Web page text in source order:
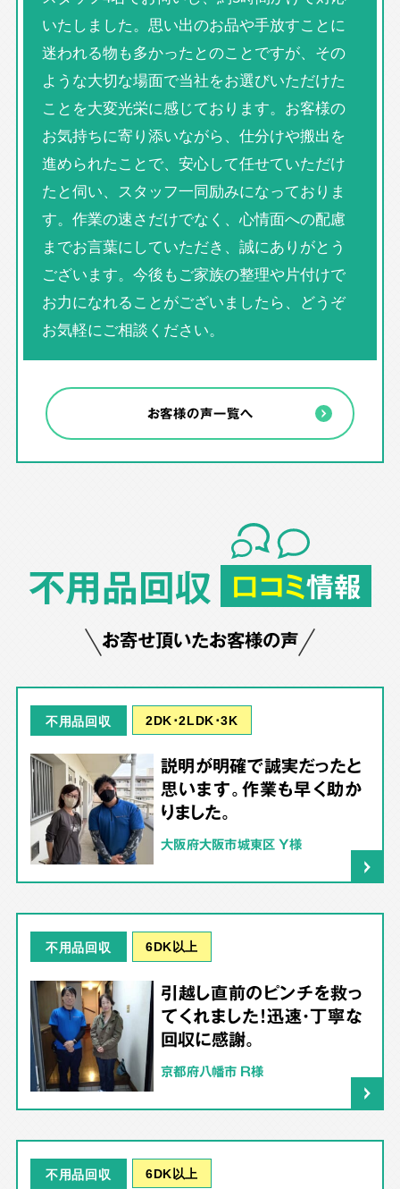
いたしました。思い出のお品や手放すことに
迷われる物も多かったとのことですが、その
ような大切な場面で当社をお選びいただけた
ことを大変光栄に感じております。お客様の
お気持ちに寄り添いながら、仕分けや搬出を
進められたことで、安心して任せていただけ
たと伺い、スタッフ一同励みになっておりま
す。作業の速さだけでなく、心情面への配慮
までお言葉にしていただき、誠にありがとう
ございます。今後もご家族の整理や片付けで
お力になれることがございましたら、どうぞ
お気軽にご相談ください。
お客様の声一覧へ
不用品回収 口コミ情報
お寄せ頂いたお客様の声
不用品回収 2DK･2LDK･3K
説明が明確で誠実だったと
思います。作業も早く助か
りました。
大阪府大阪市城東区 Y様
不用品回収 6DK以上
引越し直前のピンチを救っ
てくれました！迅速・丁寧な
回収に感謝。
京都府八幡市 R様
不用品回収 6DK以上